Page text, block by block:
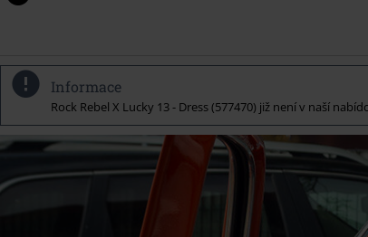
Informace
Rock Rebel X Lucky 13 - Dress (577470) již není v naší